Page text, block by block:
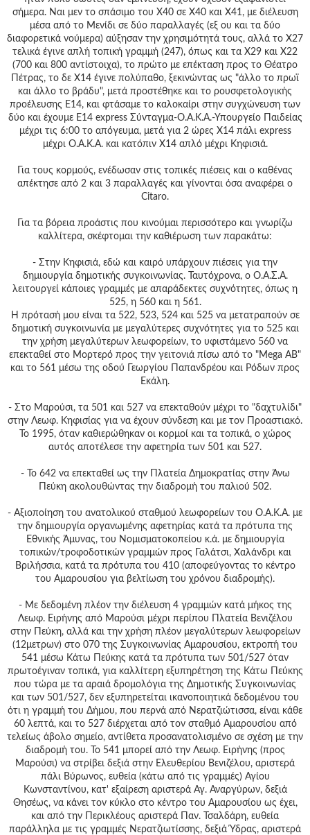
σήμερα. Ναι μεν το σπάσιμο του Χ40 σε Χ40 και Χ41, με διέλευση
μέσα από το Μενίδι σε δύο παραλλαγές (εξ ου και τα δύο
διαφορετικά νούμερα) αύξησαν την χρησιμότητά τους, αλλά το Χ27
τελικά έγινε απλή τοπική γραμμή (247), όπως και τα Χ29 και Χ22
(700 και 800 αντίστοιχα), το πρώτο με επέκταση προς το Θέατρο
Πέτρας, το δε Χ14 έγινε πολύπαθο, ξεκινώντας ως "άλλο το πρωϊ
και άλλο το βράδυ", μετά προστέθηκε και το ρουσφετολογικής
προέλευσης Ε14, και φτάσαμε το καλοκαίρι στην συγχώνευση των
δύο και έχουμε Ε14 express Σύνταγμα-Ο.Α.Κ.Α.-Υπουργείο Παιδείας
μέχρι τις 6:00 το απόγευμα, μετά για 2 ώρες Χ14 πάλι express
μέχρι Ο.Α.Κ.Α. και κατόπιν Χ14 απλό μέχρι Κηφισιά.
Για τους κορμούς, ενέδωσαν στις τοπικές πιέσεις και ο καθένας
απέκτησε από 2 και 3 παραλλαγές και γίνονται όσα αναφέρει ο
Citaro.
Για τα βόρεια προάστις που κινούμαι περισσότερο και γνωρίζω
καλλίτερα, σκέφτομαι την καθιέρωση των παρακάτω:
- Στην Κηφισιά, εδώ και καιρό υπάρχουν πιέσεις για την
δημιουργία δημοτικής συγκοινωνίας. Ταυτόχρονα, ο Ο.Α.Σ.Α.
λειτουργεί κάποιες γραμμές με απαράδεκτες συχνότητες, όπως η
525, η 560 και η 561.
Η πρότασή μου είναι τα 522, 523, 524 και 525 να μετατραπούν σε
δημοτική συγκοινωνία με μεγαλύτερες συχνότητες για το 525 και
την χρήση μεγαλύτερων λεωφορείων, το υφιστάμενο 560 να
επεκταθεί στο Μορτερό προς την γειτονιά πίσω από το "Mega AB"
και το 561 μέσω της οδού Γεωργίου Παπανδρέου και Ρόδων προς
Εκάλη.
- Στο Μαρούσι, τα 501 και 527 να επεκταθούν μέχρι το "δαχτυλίδι"
στην Λεωφ. Κηφισίας για να έχουν σύνδεση και με τον Προαστιακό.
Το 1995, όταν καθιερώθηκαν οι κορμοί και τα τοπικά, ο χώρος
αυτός αποτέλεσε την αφετηρία των 501 και 527.
- Το 642 να επεκταθεί ως την Πλατεία Δημοκρατίας στην Άνω
Πεύκη ακολουθώντας την διαδρομή του παλιού 502.
- Αξιοποίηση του ανατολικού σταθμού λεωφορείων του Ο.Α.Κ.Α. με
την δημιουργία οργανωμένης αφετηρίας κατά τα πρότυπα της
Εθνικής Άμυνας, του Νομισματοκοπείου κ.ά. με δημιουργία
τοπικών/τροφοδοτικών γραμμών προς Γαλάτσι, Χαλάνδρι και
Βριλήσσια, κατά τα πρότυπα του 410 (αποφεύγοντας το κέντρο
του Αμαρουσίου για βελτίωση του χρόνου διαδρομής).
- Με δεδομένη πλέον την διέλευση 4 γραμμών κατά μήκος της
Λεωφ. Ειρήνης από Μαρούσι μέχρι περίπου Πλατεία Βενιζέλου
στην Πεύκη, αλλά και την χρήση πλέον μεγαλύτερων λεωφορείων
(12μετρων) στο 070 της Συγκοινωνίας Αμαρουσίου, εκτροπή του
541 μέσω Κάτω Πεύκης κατά τα πρότυπα των 501/527 όταν
πρωτοέγιναν τοπικά, για καλλίτερη εξυπηρέτηση της Κάτω Πεύκης
που τώρα με τα αραιά δρομολόγια της Δημοτικής Συγκοινωνίας
και των 501/527, δεν εξυπηρετείται ικανοποιητικά δεδομένου του
ότι η γραμμή του Δήμου, που περνά από Νερατζιώτισσα, είναι κάθε
60 λεπτά, και το 527 διέρχεται από τον σταθμό Αμαρουσίου από
τελείως άβολο σημείο, αντίθετα προσανατολισμένο σε σχέση με την
διαδρομή του. Το 541 μπορεί από την Λεωφ. Ειρήνης (προς
Μαρούσι) να στρίβει δεξιά στην Ελευθερίου Βενιζέλου, αριστερά
πάλι Βύρωνος, ευθεία (κάτω από τις γραμμές) Αγίου
Κωνσταντίνου, κατ' εξαίρεση αριστερά Αγ. Αναργύρων, δεξιά
Θησέως, να κάνει τον κύκλο στο κέντρο του Αμαρουσίου ως έχει,
και από την Περικλέους αριστερά Παν. Τσαλδάρη, ευθεία
παράλληλα με τις γραμμές Νερατζιωτίσσης, δεξιά Ύδρας, αριστερά